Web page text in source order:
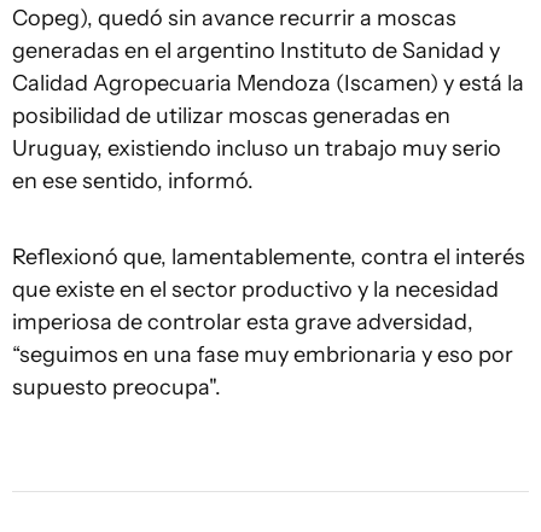
Copeg), quedó sin avance recurrir a moscas
generadas en el argentino Instituto de Sanidad y
Calidad Agropecuaria Mendoza (Iscamen) y está la
posibilidad de utilizar moscas generadas en
Uruguay, existiendo incluso un trabajo muy serio
en ese sentido, informó.
Reflexionó que, lamentablemente, contra el interés
que existe en el sector productivo y la necesidad
imperiosa de controlar esta grave adversidad,
“seguimos en una fase muy embrionaria y eso por
supuesto preocupa".